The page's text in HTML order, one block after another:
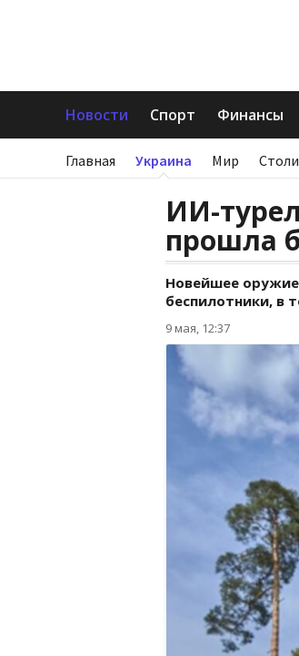
Новости Спорт Финансы
Главная Украина Мир
ИИ-
прошла
Новейшее
беспилотники, в
9 мая, 12:37